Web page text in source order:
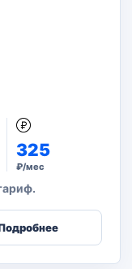
325
₽/мес